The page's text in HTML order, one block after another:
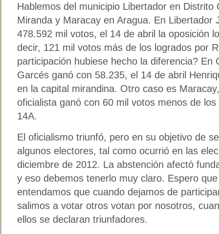
Hablemos del municipio Libertador en Distrito
Miranda y Maracay en Aragua. En Libertador
478.592 mil votos, el 14 de abril la oposición
decir, 121 mil votos más de los logrados por
participación hubiese hecho la diferencia? En
Garcés ganó con 58.235, el 14 de abril
en la capital mirandina. Otro caso es
oficialista ganó con 60 mil votos menos de
14A.
El oficialismo triunfó, pero en su objetivo de
algunos electores, tal como ocurrió en las
diciembre de 2012. La abstención afectó
y eso debemos tenerlo muy claro. Espero
entendamos que cuando dejamos de
salimos a votar otros votan por nosotros,
ellos se declaran triunfadores.